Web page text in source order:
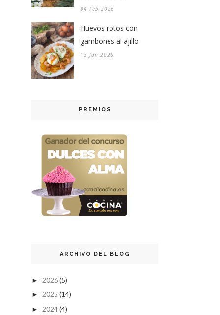
04 Feb 2026
Huevos rotos con
gambones al ajillo
13 Jan 2026
PREMIOS
ARCHIVO DEL BLOG
► 2026(5)
► 2025 (14)
► 2024(4)